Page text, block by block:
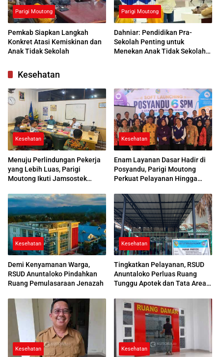
Parigi Moutong
Pemkab Siapkan Langkah
Konkret Atasi Kemiskinan dan
Anak Tidak Sekolah
Parigi Moutong
Dahniar: Pendidikan Pra-
Sekolah Penting untuk
Menekan Anak Tidak Sekolah
Kesehatan
Kesehatan
Menuju Perlindungan Pekerja
yang Lebih Luas, Parigi
Moutong Ikuti Jamsostek
Kesehatan
Enam Layanan Dasar Hadir di
Posyandu, Parigi Moutong
Perkuat Pelayanan Hingga
Kesehatan
Demi Kenyamanan Warga,
RSUD Anuntaloko Pindahkan
Ruang Pemulasaraan Jenazah
Kesehatan
Tingkatkan Pelayanan, RSUD
Anuntaloko Perluas Ruang
Tunggu Apotek dan Tata Area
Kesehatan Kesehatan